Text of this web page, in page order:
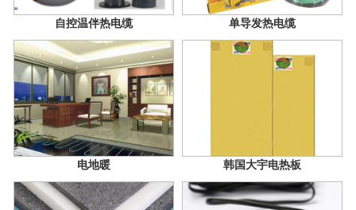
自控温伴热电缆 单导发热电缆
电地暖 韩国大宇电热板